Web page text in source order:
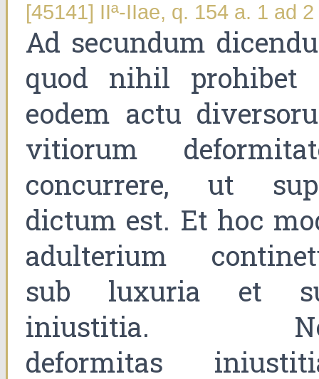
[45141] IIª-IIae, q. 154 a. 1 ad 2
Ad secundum
quod nihil prohibet
eodem actu
vitiorum
concurrere, ut
dictum est. Et hoc
adulterium
sub luxuria et
iniustitia.
deformitas